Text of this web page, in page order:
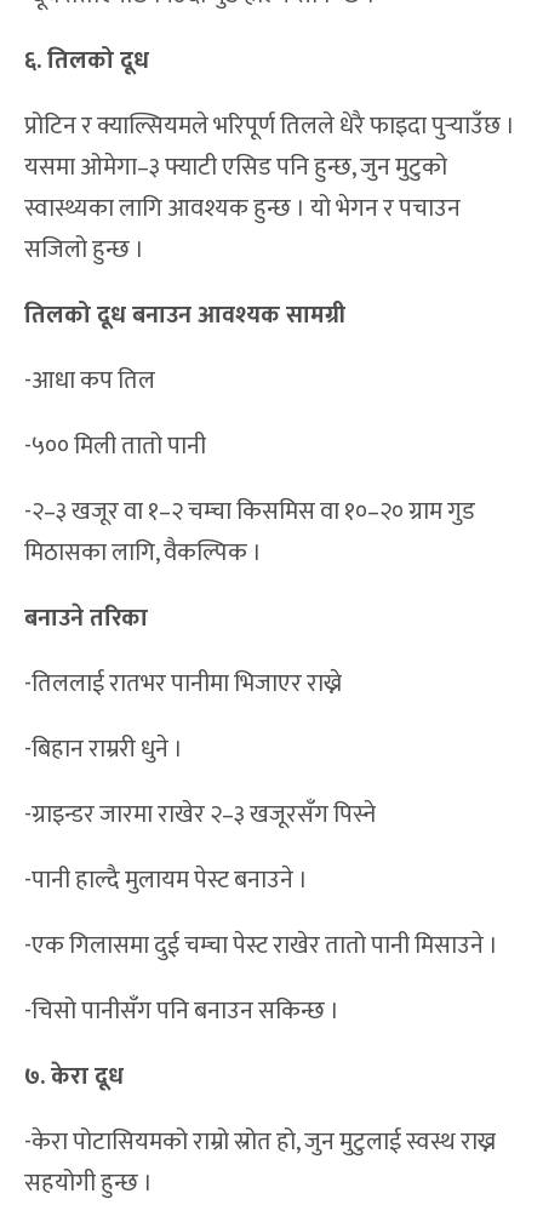
६. तिलको दूध
प्रोटिन र क्याल्सियमले भरिपूर्ण तिलले धेरै फाइदा पुर्‍याउँछ ।
यसमा ओमेगा–३ फ्याटी एसिड पनि हुन्छ, जुन मुटुको
स्वास्थ्यका लागि आवश्यक हुन्छ । यो भेगन र पचाउन
सजिलो हुन्छ ।
तिलको दूध बनाउन आवश्यक सामग्री
-आधा कप तिल
-५०० मिली तातो पानी
-२–३ खजूर वा १–२ चम्चा किसमिस वा १०–२० ग्राम गुड
मिठासका लागि, वैकल्पिक ।
बनाउने तरिका
-तिललाई रातभर पानीमा भिजाएर राख्ने
-बिहान राम्ररी धुने ।
-ग्राइन्डर जारमा राखेर २–३ खजूरसँग पिस्ने
-पानी हाल्दै मुलायम पेस्ट बनाउने ।
-एक गिलासमा दुई चम्चा पेस्ट राखेर तातो पानी मिसाउने ।
-चिसो पानीसँग पनि बनाउन सकिन्छ ।
७. केरा दूध
-केरा पोटासियमको राम्रो स्रोत हो, जुन मुटुलाई स्वस्थ राख्न
सहयोगी हुन्छ ।